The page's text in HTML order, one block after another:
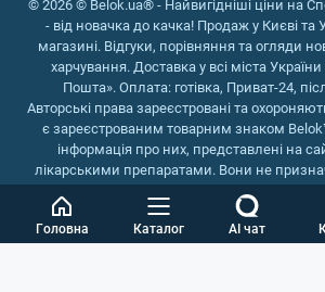
Головна Каталог AI чат
© 2026 © Belok.ua® - Найвигідніші ціни на
- від новачка до качка! Продаж у Києві та
магазині. Відгуки, порівняння та огляди
харчування. Доставка у всі міста
Пошта». Оплата: готівка, Приват-24,
Авторські права зареєстровані та
є зареєстрованим товарним знаком
інформація про них, представлені на
лікарськими препаратами. Вони не
зняття симптомів та запобігання
Інтернет магазин Belok.ua
Інтернет
харчування